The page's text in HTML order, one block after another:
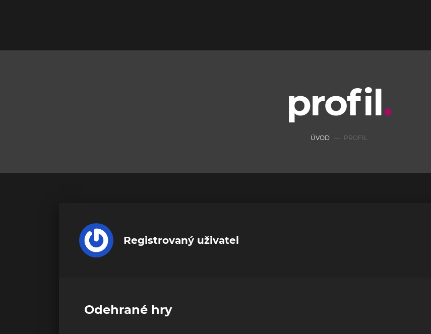
profil
ÚVOD PROFIL
Registrovaný uživatel
Odehrané hry